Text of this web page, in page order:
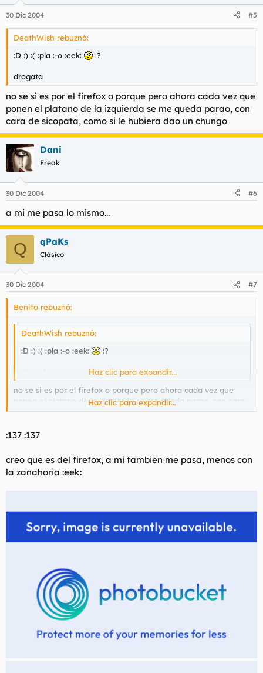
30 Dic 2004 #5
DeathWish rebuznó:
:D :) :( :pla :-o :eek:
:?
drogata
no se si es por el firefox o porque pero ahora cada vez que
ponen el platano de la izquierda se me queda parao, con
cara de sicopata, como si le hubiera dao un chungo
Dani
Freak
30 Dic 2004 #6
a mi me pasa lo mismo...
Q qPaKs
Clásico
30 Dic 2004 #7
Benito rebuznó:
DeathWish rebuznó:
:D :) :( :pla :-o :eek:
:?
Haz clic para expandir...
no se si es por el firefox o porque pero ahora cada vez que
ponen el platano de la izquierda se me queda parao, con cara
de sicopata, como si le hubiera dao un chungo
Haz clic para expandir...
:137 :137
creo que es del firefox, a mi tambien me pasa, menos con
la zanahoria :eek: